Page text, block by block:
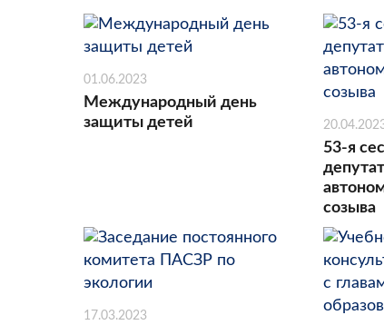
01.06.2023
Международный день
защиты детей
53-я
созыва
17.03.2023